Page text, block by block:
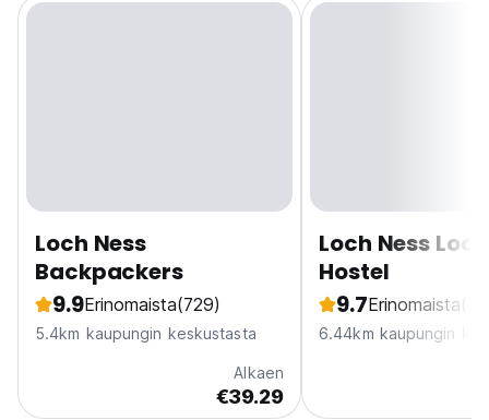
Loch Ness
Backpackers
9.9Erinomaista(729)
5.4km kaupungin keskustasta
Alkaen
€39.29
Loch Ness
Hostel
9.7Erinomaista
6.44km kaupungin